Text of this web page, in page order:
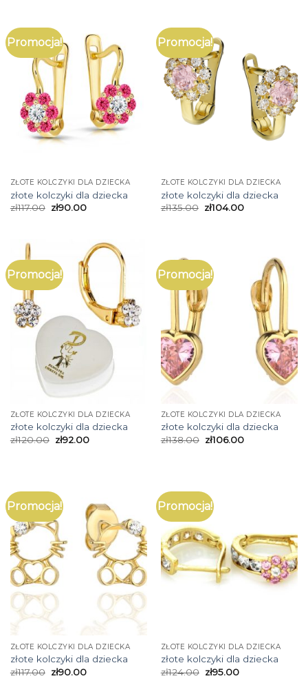
Promocja!
ZŁOTE KOLCZYKI DLA DZIECKA
złote kolczyki dla dziecka
zł117.00 zł90.00
Promocja!
ZŁOTE KOLCZYKI DLA DZIECKA
złote kolczyki dla dziecka
zł135.00 zł104.00
Promocja!
ZŁOTE KOLCZYKI DLA DZIECKA
złote kolczyki dla dziecka
zł120.00 zł92.00
Promocja!
ZŁOTE KOLCZYKI DLA DZIECKA
złote kolczyki dla dziecka
zł138.00 zł106.00
Promocja!
ZŁOTE KOLCZYKI DLA DZIECKA
złote kolczyki dla dziecka
zł117.00 zł90.00
Promocja!
ZŁOTE KOLCZYKI DLA DZIECKA
złote kolczyki dla dziecka
zł124.00 zł95.00